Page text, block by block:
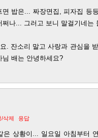
면 밥은... 짜장면집, 피자집 등
쩌나... 그러고 보니 말걸기네는
. 잔소리 말고 사랑과 관심을
님 배는 안녕하세요?
/삭제 응답
은 상황이... 일요일 아침부터